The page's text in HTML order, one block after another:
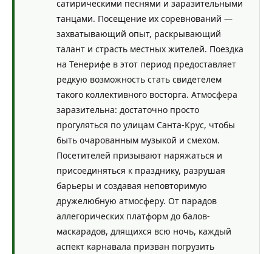
сатирическими песнями и заразительными
танцами. Посещение их соревнований —
захватывающий опыт, раскрывающий
талант и страсть местных жителей. Поездка
на Тенерифе в этот период предоставляет
редкую возможность стать свидетелем
такого коллективного восторга. Атмосфера
заразительна: достаточно просто
прогуляться по улицам Санта-Крус, чтобы
быть очарованным музыкой и смехом.
Посетителей призывают наряжаться и
присоединяться к празднику, разрушая
барьеры и создавая неповторимую
дружелюбную атмосферу. От парадов
аллегорических платформ до балов-
маскарадов, длящихся всю ночь, каждый
аспект карнавала призван погрузить